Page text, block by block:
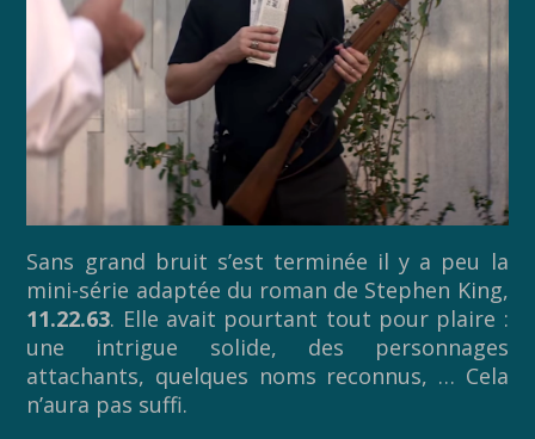
Sans grand bruit s’est terminée il y a peu la
mini-série adaptée du roman de Stephen King,
11.22.63. Elle avait pourtant tout pour plaire :
une intrigue solide, des personnages
attachants, quelques noms reconnus, … Cela
n’aura pas suffi.